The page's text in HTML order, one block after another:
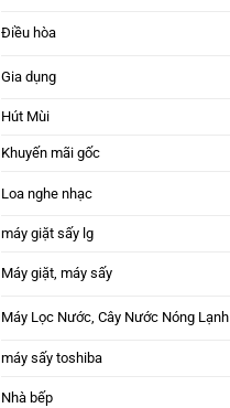
Điều hòa
Gia dụng
Hút Mùi
Khuyến mãi gốc
Loa nghe nhạc
máy giặt sấy lg
Máy giặt, máy sấy
Máy Lọc Nước, Cây Nước Nóng Lạnh
máy sấy toshiba
Nhà bếp